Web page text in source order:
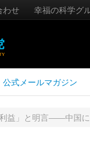
わせ 幸福の科学グ
公式メールマガジン
益」と明言――中国